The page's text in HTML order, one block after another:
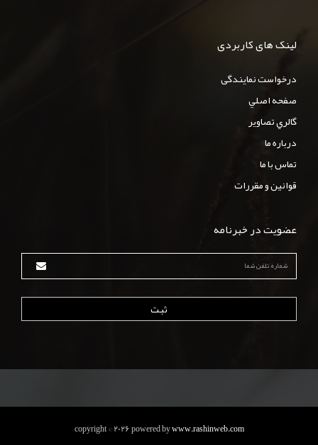
لینک های کاربردی
درخواست نمایندگی
صفحه اصلي
گالري تصاوير
درباره ما
تماس با ما
قوانين و مقررات
عضویت در خبرنامه
ثبت
copyright © 2026 powered bywww.rashinweb.com